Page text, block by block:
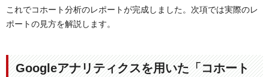
これでコホート分析のレポートが完成しました。次項では実際のレ
ポートの見方を解説します。
Googleアナリティクスを用いた「コホート